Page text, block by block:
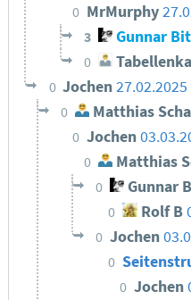
0 MrMurphy
3 Gunnar
0
0 Jochen
0 Matthias
0 Jochen
0 Matthias
0 Gunnar
0 Rolf B
0 Jochen
0
0 Jochen